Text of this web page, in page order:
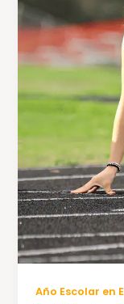
Año Escolar en